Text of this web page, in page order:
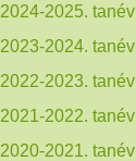
2024-2025. tanév
2023-2024. tanév
2022-2023. tanév
2021-2022. tanév
2020-2021. tanév